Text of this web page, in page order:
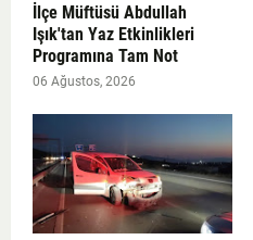
İlçe Müftüsü Abdullah
Işık'tan Yaz Etkinlikleri
Programına Tam Not
06 Ağustos, 2026